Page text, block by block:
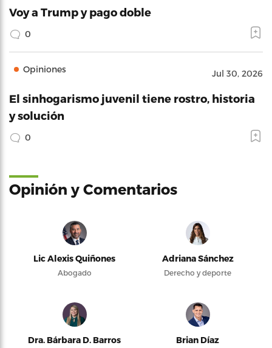
Voy a Trump y pago doble
0
Opiniones Jul 30, 2026
El sinhogarismo juvenil tiene rostro, historia
y solución
0
Opinión y Comentarios
Lic Alexis Quiñones
Abogado
Adriana Sánchez
Derecho y deporte
Dra. Bárbara D. Barros Brian Díaz